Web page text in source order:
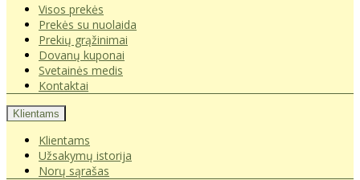
Visos prekės
Prekės su nuolaida
Prekių grąžinimai
Dovanų kuponai
Svetainės medis
Kontaktai
Klientams
Klientams
Užsakymų istorija
Norų sąrašas